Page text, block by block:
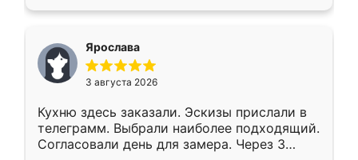
Ярослава
3 августа 2026
Кухню здесь заказали. Эскизы прислали в
телеграмм. Выбрали наиболее подходящий.
Согласовали день для замера. Через 3